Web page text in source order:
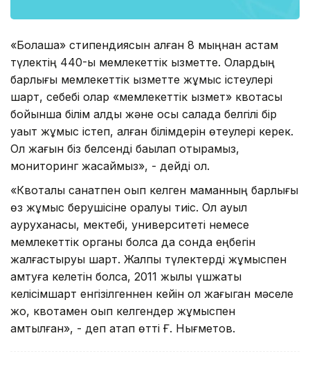
«Болашақ» стипендиясын алған 8 мыңнан астам
түлектің 440-ы мемлекеттік қызметте. Олардың
барлығы мемлекеттік қызметте жұмыс істеулері
шарт, себебі олар «мемлекеттік қызмет» квотасы
бойынша білім алды және осы салада белгілі бір
уақыт жұмыс істеп, алған білімдерін өтеулері керек.
Ол жағын біз белсенді бақылап отырамыз,
мониторинг жасаймыз», - дейді ол.
«Квоталық санатпен оқып келген маманның барлығы
өз жұмыс берушісіне оралуы тиіс. Ол ауыл
ауруxанасы, мектебі, университеті немесе
мемлекеттік органы болса да сонда еңбегін
жалғастыруы шарт. Жалпы түлектерді жұмыспен
қамтуға келетін болсақ, 2011 жылы үшжақты
келісімшарт енгізілгеннен кейін ол жағыган мәселе
жоқ, квотамен оқып келгендер жұмыспен
қамтылған», - деп атап өтті Ғ. Нығметов.